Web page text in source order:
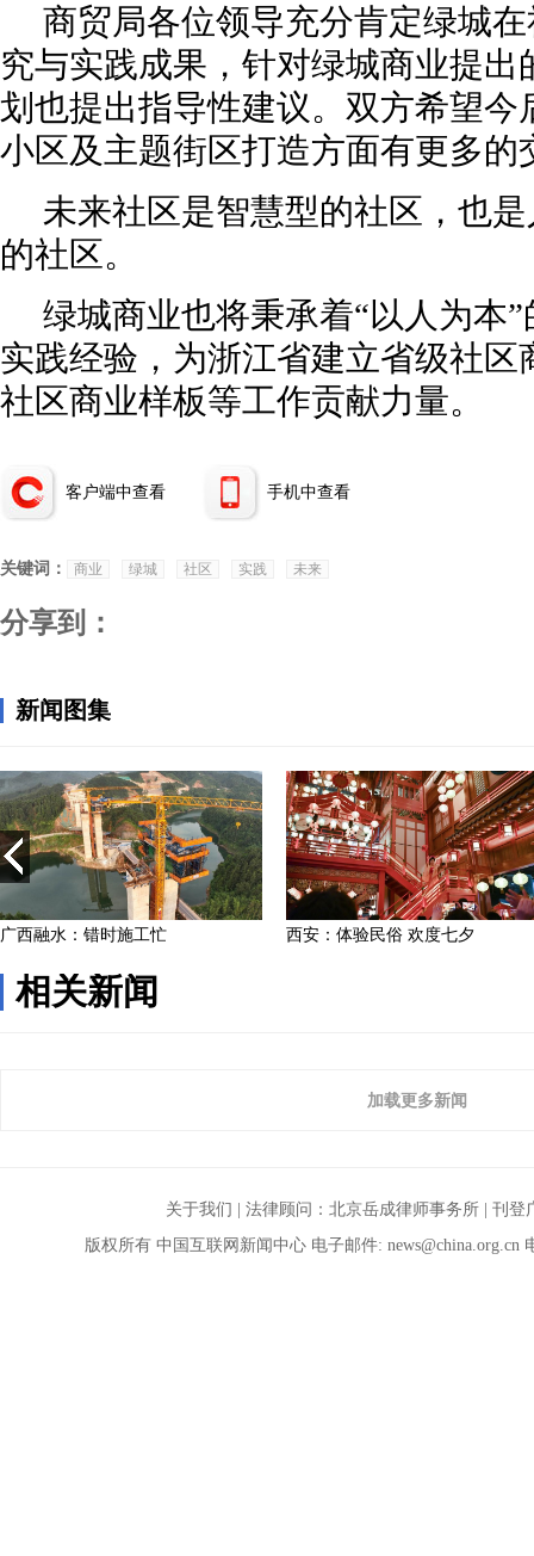
商贸局各位领导充分肯定绿城
究与实践成果，针对绿城商业提出
划也提出指导性建议。双方希望今
小区及主题街区打造方面有更多的
未来社区是智慧型的社区，也
的社区。
绿城商业也将秉承着“以人为本
实践经验，为浙江省建立省级社区
社区商业样板等工作贡献力量。
客户端中查看 手机中查看
关键词： 商业 绿城 社区 实践 未来
分享到：
相关新闻
加载更多新闻
关于我们 | 法律顾问：北京岳成律师事务所 |刊登
版权所有 中国互联网新闻中心 电子邮件: news@china.org.cn